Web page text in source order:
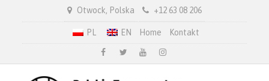
Otwock, Polska +12 63 08 206
PL EN Home Kontakt
facebooktwitter.com
youtubeinstagram